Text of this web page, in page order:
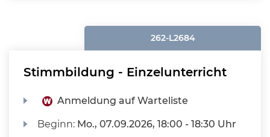
262-L2684
Stimmbildung - Einzelunterricht
Anmeldung auf Warteliste
Beginn: Mo., 07.09.2026, 18:00 - 18:30 Uhr